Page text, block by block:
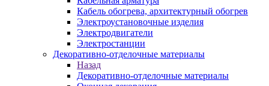
Кабель обогрева, архитектурный обогрев
Электроустановочные изделия
Электродвигатели
Электростанции
Декоративно-отделочные материалы
Назад
Декоративно-отделочные материалы